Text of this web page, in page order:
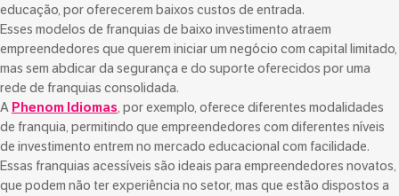
educação, por oferecerem baixos custos de entrada.
Esses modelos de franquias de baixo investimento atraem
empreendedores que querem iniciar um negócio com capital limitado,
mas sem abdicar da segurança e do suporte oferecidos por uma
rede de franquias consolidada.
A Phenom Idiomas, por exemplo, oferece diferentes modalidades
de franquia, permitindo que empreendedores com diferentes níveis
de investimento entrem no mercado educacional com facilidade.
Essas franquias acessíveis são ideais para empreendedores novatos,
que podem não ter experiência no setor, mas que estão dispostos a